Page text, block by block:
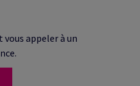
vous appeler à un